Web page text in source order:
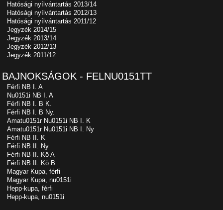
Hatósági nyílvántartás 2013/14
Hatósági nyílvántartás 2012/13
Hatósági nyílvántartás 2011/12
Jegyzék 2014/15
Jegyzék 2013/14
Jegyzék 2012/13
Jegyzék 2011/12
BAJNOKSÁGOK - FELNU0151TT
Férfi NB I. A
Nu0151i NB I. A
Férfi NB I. B K.
Férfi NB I. B Ny.
Amatu0151r Nu0151i NB I. K
Amatu0151r Nu0151i NB I. Ny
Férfi NB II. K
Férfi NB II. Ny
Férfi NB II. Kö A
Férfi NB II. Kö B
Magyar Kupa, férfi
Magyar Kupa, nu0151i
Hepp-kupa, férfi
Hepp-kupa, nu0151i